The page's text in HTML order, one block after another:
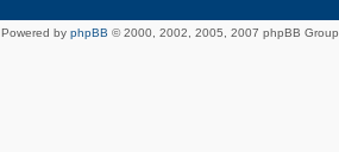
Powered by phpBB © 2000, 2002, 2005, 2007 phpBB Group